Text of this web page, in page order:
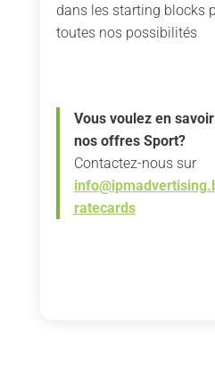
dans les starting blocks
toutes nos possibilités
Vous voulez en
nos offres Sport?
Contactez-nous sur
ratecards